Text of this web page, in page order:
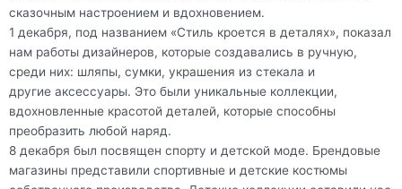
сказочным настроением и вдохновением.
1 декабря, под названием «Стиль кроется в деталях», показал
нам работы дизайнеров, которые создавались в ручную,
среди них: шляпы, сумки, украшения из стекала и
другие аксессуары. Это были уникальные коллекции,
вдохновленные красотой деталей, которые способны
преобразить любой наряд.
8 декабря был посвящен спорту и детской моде. Брендовые
магазины представили спортивные и детские костюмы